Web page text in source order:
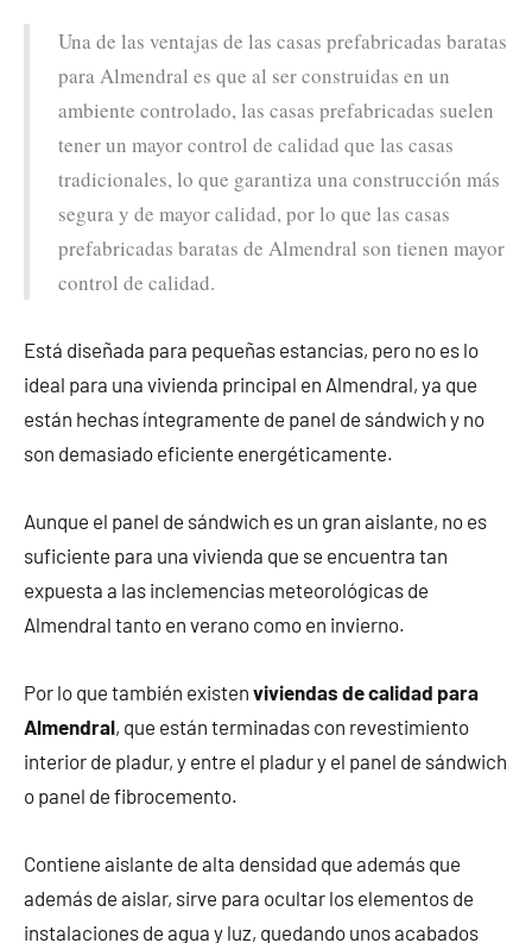
Una de las ventajas de las casas prefabricadas baratas
para Almendral es que al ser construidas en un
ambiente controlado, las casas prefabricadas suelen
tener un mayor control de calidad que las casas
tradicionales, lo que garantiza una construcción más
segura y de mayor calidad, por lo que las casas
prefabricadas baratas de Almendral son tienen mayor
control de calidad.
Está diseñada para pequeñas estancias, pero no es lo
ideal para una vivienda principal en Almendral, ya que
están hechas íntegramente de panel de sándwich y no
son demasiado eficiente energéticamente.
Aunque el panel de sándwich es un gran aislante, no es
suficiente para una vivienda que se encuentra tan
expuesta a las inclemencias meteorológicas de
Almendral tanto en verano como en invierno.
Por lo que también existen viviendas de calidad para
Almendral, que están terminadas con revestimiento
interior de pladur, y entre el pladur y el panel de sándwich
o panel de fibrocemento.
Contiene aislante de alta densidad que además que
además de aislar, sirve para ocultar los elementos de
instalaciones de agua y luz, quedando unos acabados